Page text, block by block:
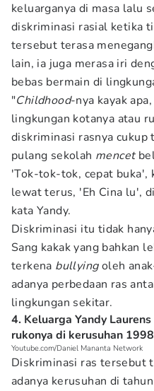
keluarganya di masa lalu
diskriminasi rasial ketika
tersebut terasa
lain, ia juga merasa iri
bebas bermain di
"Childhood-nya kayak
lingkungan kotanya atau
diskriminasi rasnya cukup
pulang sekolah mencet
'Tok-tok-tok, cepat buka',
lewat terus, 'Eh Cina lu',
kata Yandy.
Diskriminasi itu tidak
Sang kakak yang bahkan
terkena bullyingoleh
adanya perbedaan ras
lingkungan sekitar.
4. Keluarga Yandy
rukonya di kerusuhan 1998
Youtube.com/Daniel Mananta Network
Diskriminasi ras tersebut
adanya kerusuhan di